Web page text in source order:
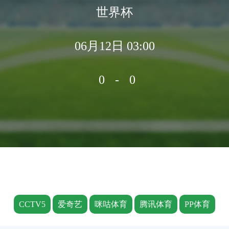
世界杯
06月12日 03:00
0-0
CCTV5 爱奇艺 咪咕体育 腾讯体育 PP体育